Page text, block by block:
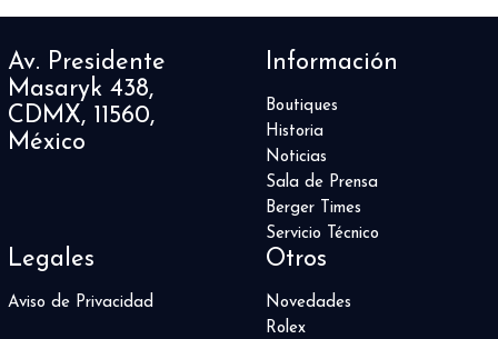
Av. Presidente
Masaryk 438,
CDMX, 11560,
México
Información
Boutiques
Historia
Noticias
Sala de Prensa
Berger Times
Servicio Técnico
Legales
Aviso de Privacidad
Otros
Novedades
Rolex